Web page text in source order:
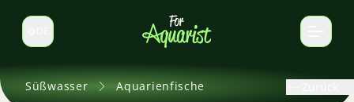
Sprache wechseln
Süßwasser Aquarienfische